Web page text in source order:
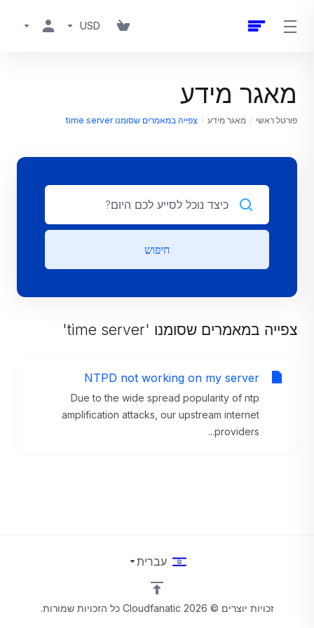
USD
מאגר מידע
פורטל ראשי מאגר מידע צפייה במאמרים שסומנו time server
חיפוש
צפייה במאמרים שסומנו 'time server'
NTPD not working on my server
Due to the wide spread popularity of ntp
amplification attacks, our upstream internet
providers...
זכויות יוצרים © 2026 Cloudfanatic כל הזכויות שמורות.
עברית